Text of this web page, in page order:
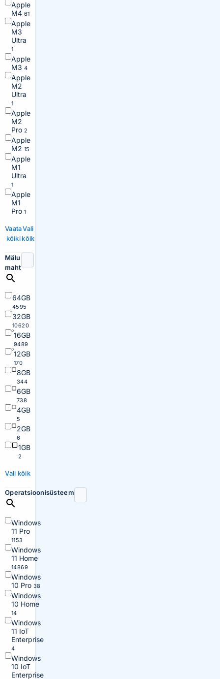
Apple
M4 61
Apple
M3
Ultra
1
Apple
M3 4
Apple
M2
Ultra
1
Apple
M2
Pro 2
Apple
M2 15
Apple
M1
Ultra
1
Apple
M1
Pro 1
Vaata
kõiki
Vali
kõik
Mälu
maht
64GB
4595
32GB
10620
16GB
9489
12GB
170
8GB
344
6GB
738
4GB
5
2GB
6
1GB
2
Vali kõik
Operatsioonisüsteem
Windows
11 Pro
1153
Windows
11 Home
14869
Windows
10 Pro 38
Windows
10 Home
14
Windows
11 IoT
Enterprise
4
Windows
10 IoT
Enterprise